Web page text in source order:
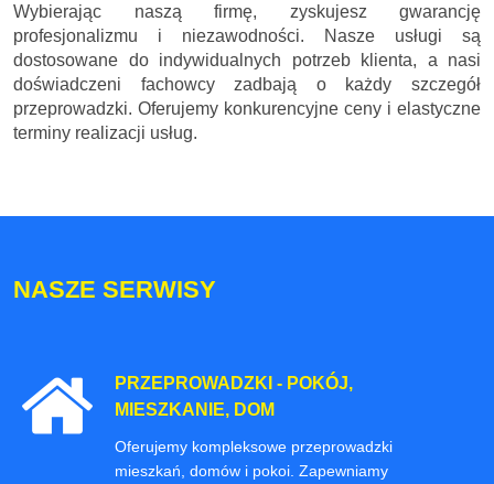
Wybierając naszą firmę, zyskujesz gwarancję
profesjonalizmu i niezawodności. Nasze usługi są
dostosowane do indywidualnych potrzeb klienta, a nasi
doświadczeni fachowcy zadbają o każdy szczegół
przeprowadzki. Oferujemy konkurencyjne ceny i elastyczne
terminy realizacji usług.
NASZE SERWISY
PRZEPROWADZKI - POKÓJ,
MIESZKANIE, DOM
Oferujemy kompleksowe przeprowadzki
mieszkań, domów i pokoi. Zapewniamy